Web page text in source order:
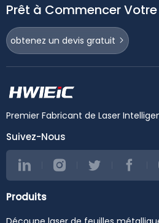
Prêt à Commencer
obtenez un devis gratuit
Premier Fabricant de Laser
Suivez-Nous
Produits